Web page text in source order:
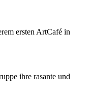
ersten ArtCafé in
ihre rasante und